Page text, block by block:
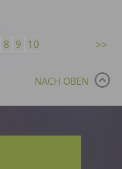
8 9 10
NACH OBEN